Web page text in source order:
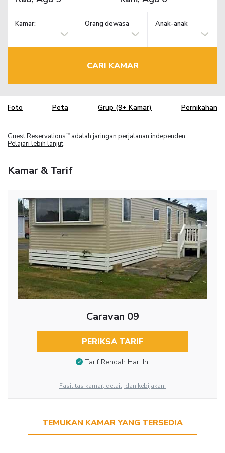
Kamar: Orang dewasa Anak-anak
CARI KAMAR
Foto Peta Grup (9+ Kamar) Pernikahan
Guest Reservations TM
adalah jaringan perjalanan independen.
Pelajari lebih lanjut
Kamar & Tarif
Caravan 09
PERIKSA TARIF
Tarif Rendah Hari Ini
Fasilitas kamar, detail, dan kebijakan.
TEMUKAN KAMAR YANG TERSEDIA